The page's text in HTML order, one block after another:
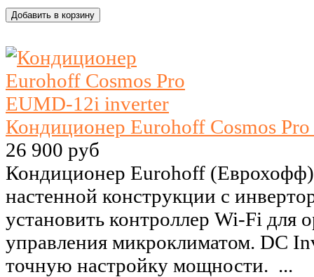
Кондиционер Eurohoff Cosmos
26 900 руб
Кондиционер Eurohoff
настенной конструкции с
установить контроллер Wi-Fi для
управления микроклиматом. DC
точную настройку мощности. ...